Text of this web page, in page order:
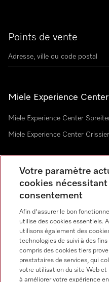
Points de vente
Miele Experience Center
Miele Experience Center
Miele Experience Center Crissier
Newsletter
Langue
FRANÇAIS
Votre paramètre
cookies
consentement
Afin d'assurer le bon
utilise des cookies essentiels.
utilisons également des
technologies de suivi à des
compris des cookies tiers
prestataires de services, qui
votre utilisation du site Web et
à améliorer votre expérience